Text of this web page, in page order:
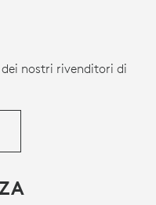
nostri rivenditori di